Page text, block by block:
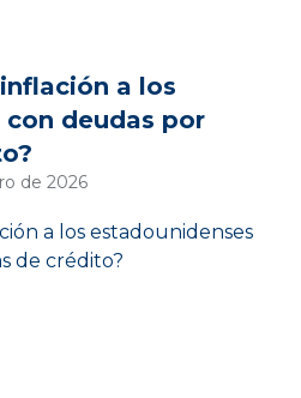
a los
deudas por
de 2026